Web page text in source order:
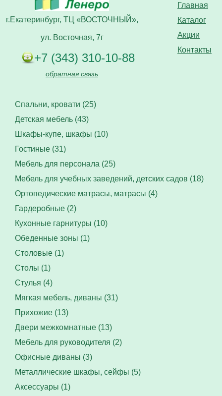
Главная
Каталог
Акции
Контакты
г.Екатеринбург, ТЦ «ВОСТОЧНЫЙ»,
ул. Восточная, 7г
+7 (343) 310-10-88
обратная связь
Спальни, кровати (25)
Детская мебель (43)
Шкафы-купе, шкафы (10)
Гостиные (31)
Мебель для персонала (25)
Мебель для учебных заведений, детских садов (18)
Ортопедические матрасы, матрасы (4)
Гардеробные (2)
Кухонные гарнитуры (10)
Обеденные зоны (1)
Столовые (1)
Столы (1)
Стулья (4)
Мягкая мебель, диваны (31)
Прихожие (13)
Двери межкомнатные (13)
Мебель для руководителя (2)
Офисные диваны (3)
Металлические шкафы, сейфы (5)
Аксессуары (1)